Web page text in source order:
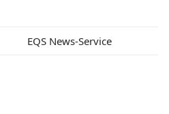
EQS News-Service